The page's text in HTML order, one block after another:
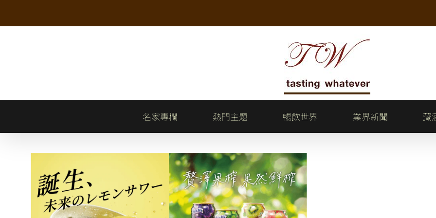
to
名家專欄 熱門主題 暢飲世界 業界新聞 藏